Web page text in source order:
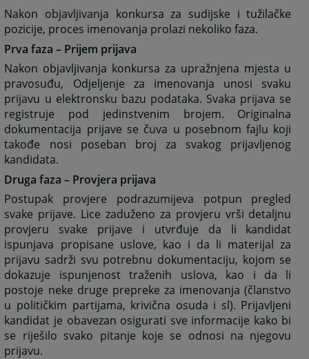
Nakon objavljivanja konkursa za sudijske i tužilačke
pozicije, proces imenovanja prolazi nekoliko faza.
Prva faza – Prijem prijava
Nakon objavljivanja konkursa za upražnjena mjesta u
pravosuđu, Odjeljenje za imenovanja unosi svaku
prijavu u elektronsku bazu podataka. Svaka prijava se
registruje pod jedinstvenim brojem. Originalna
dokumentacija prijave se čuva u posebnom fajlu koji
takođe nosi poseban broj za svakog prijavljenog
kandidata.
Druga faza – Provjera prijava
Postupak provjere podrazumijeva potpun pregled
svake prijave. Lice zaduženo za provjeru vrši detaljnu
provjeru svake prijave i utvrđuje da li kandidat
ispunjava propisane uslove, kao i da li materijal za
prijavu sadrži svu potrebnu dokumentaciju, kojom se
dokazuje ispunjenost traženih uslova, kao i da li
postoje neke druge prepreke za imenovanja (članstvo
u političkim partijama, krivična osuda i sl). Prijavljeni
kandidat je obavezan osigurati sve informacije kako bi
se riješilo svako pitanje koje se odnosi na njegovu
prijavu.